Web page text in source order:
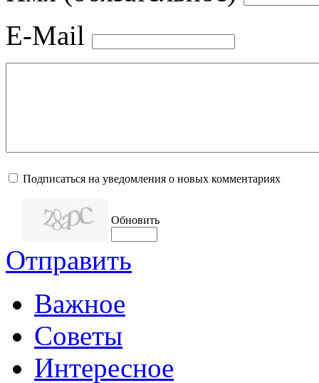
E-Mail
Подписаться на уведомления о новых комментариях
Обновить
Отправить
Важное
Советы
Интересное